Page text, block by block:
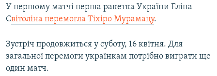
Усі сайти RFE/RL
У першому матчі перша ракетка України Еліна
Світоліна перемогла Тіхіро Мурамацу.
Зустріч продовжиться у суботу, 16 квітня. Для
загальної перемоги українкам потрібно виграти ще
один матч.